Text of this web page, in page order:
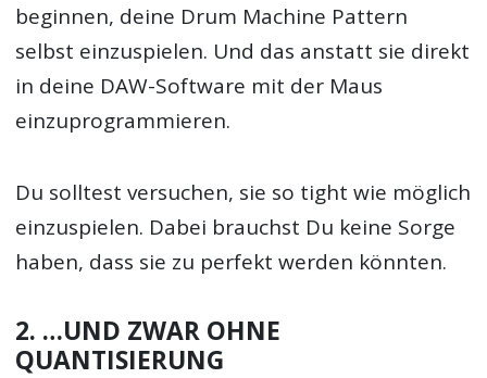
beginnen, deine Drum Machine Pattern
selbst einzuspielen. Und das anstatt sie direkt
in deine DAW-Software mit der Maus
einzuprogrammieren.
Du solltest versuchen, sie so tight wie möglich
einzuspielen. Dabei brauchst Du keine Sorge
haben, dass sie zu perfekt werden könnten.
2. …UND ZWAR OHNE
QUANTISIERUNG